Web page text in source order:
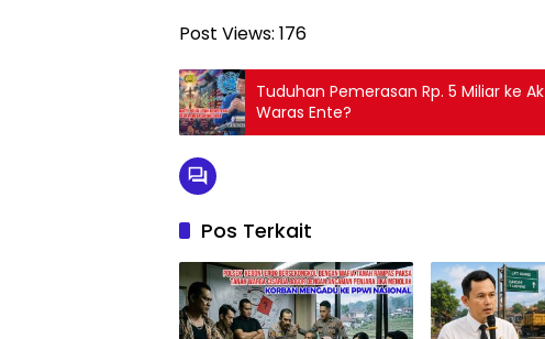
Post Views: 176
Tuduhan Pemerasan Rp. 5 Miliar ke
Waras Ente?
Pos Terkait